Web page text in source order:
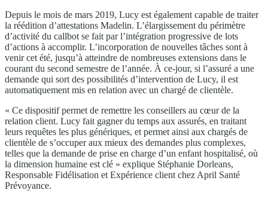
Depuis le mois de mars 2019, Lucy est également capable de traiter
la réédition d’attestations Madelin. L’élargissement du périmètre
d’activité du callbot se fait par l’intégration progressive de lots
d’actions à accomplir. L’incorporation de nouvelles tâches sont à
venir cet été, jusqu’à atteindre de nombreuses extensions dans le
courant du second semestre de l’année. À ce-jour, si l’assuré a une
demande qui sort des possibilités d’intervention de Lucy, il est
automatiquement mis en relation avec un chargé de clientèle.
« Ce dispositif permet de remettre les conseillers au cœur de la
relation client. Lucy fait gagner du temps aux assurés, en traitant
leurs requêtes les plus génériques, et permet ainsi aux chargés de
clientèle de s’occuper aux mieux des demandes plus complexes,
telles que la demande de prise en charge d’un enfant hospitalisé, où
la dimension humaine est clé » explique Stéphanie Dorleans,
Responsable Fidélisation et Expérience client chez April Santé
Prévoyance.